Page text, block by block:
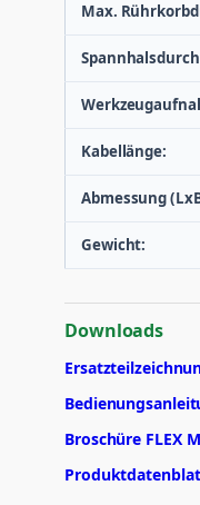
Max.
Kabellänge:
Abmessung
Gewicht:
Downloads
Broschüre FLEX